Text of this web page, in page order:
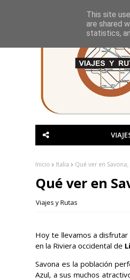
Inicio Italia Qué ver en
Qué ver en
Viajes y Rutas
Hoy te llevamos a
en la Riviera occidental de
Savona es la población
Azul, a sus muchos
This site
are shared
statistics,